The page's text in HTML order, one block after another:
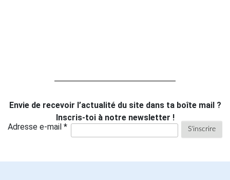
Envie de recevoir l’actualité du site dans ta boîte mail ?
Inscris-toi à notre newsletter !
Adresse e-mail *